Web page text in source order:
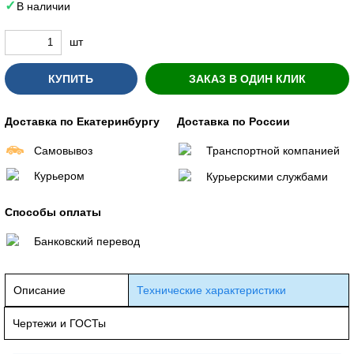
В наличии
шт
КУПИТЬ ЗАКАЗ В ОДИН КЛИК
Доставка по Екатеринбургу
Самовывоз
Курьером
Доставка по России
Транспортной компанией
Курьерскими службами
Способы оплаты
Банковский перевод
Описание Технические характеристики
Чертежи и ГОСТы